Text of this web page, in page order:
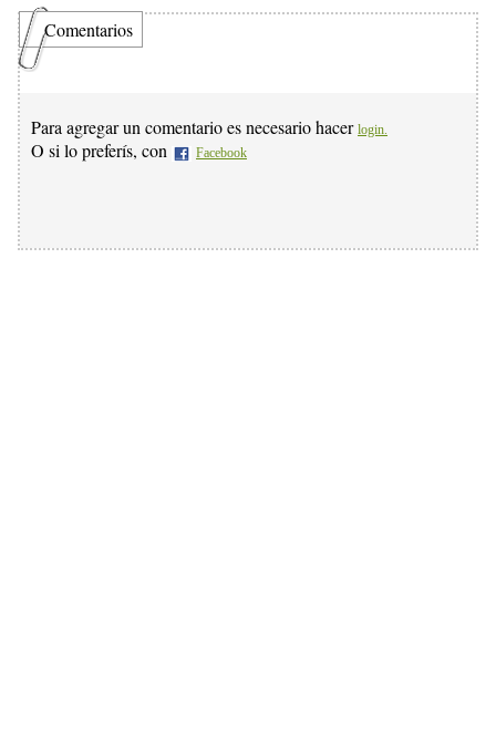
Comentarios
Para agregar un comentario es necesario hacer login.
O si lo preferís, con Facebook